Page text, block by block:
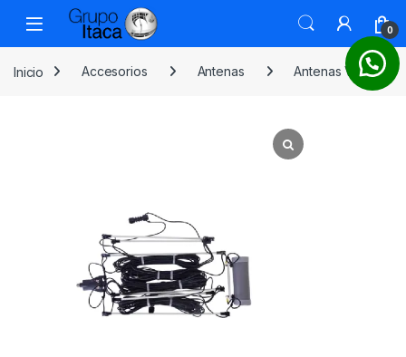
0
Inicio Accesorios Antenas Antenas VHF y HF